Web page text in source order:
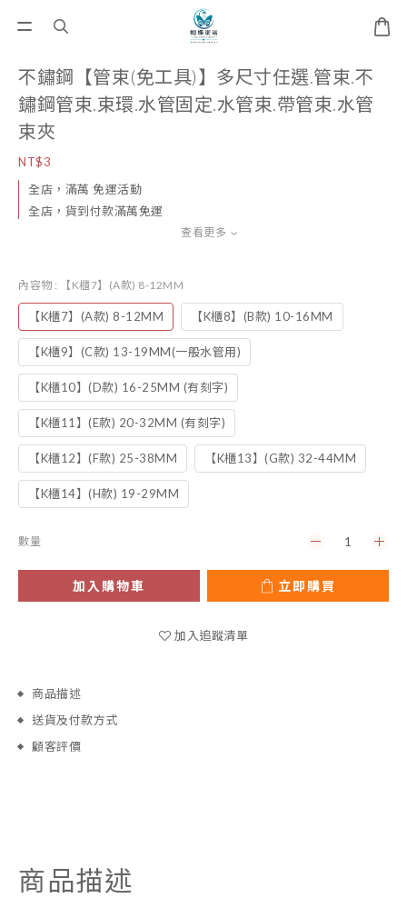
不鏽鋼【管束(免工具)】多尺寸任選.管束.不
鏽鋼管束.束環.水管固定.水管束.帶管束.水管
束夾
NT$3
全店，滿萬 免運活動
全店，貨到付款滿萬免運
查看更多
內容物 : 【K櫃7】(A款) 8-12MM
【K櫃7】(A款) 8-12MM 【K櫃8】(B款) 10-16MM
【K櫃9】(C款) 13-19MM(一般水管用)
【K櫃10】(D款) 16-25MM (有刻字)
【K櫃11】(E款) 20-32MM (有刻字)
【K櫃12】(F款) 25-38MM 【K櫃13】(G款) 32-44MM
【K櫃14】(H款) 19-29MM
數量
加入購物車 立即購買
加入追蹤清單
商品描述
送貨及付款方式
顧客評價
商品描述